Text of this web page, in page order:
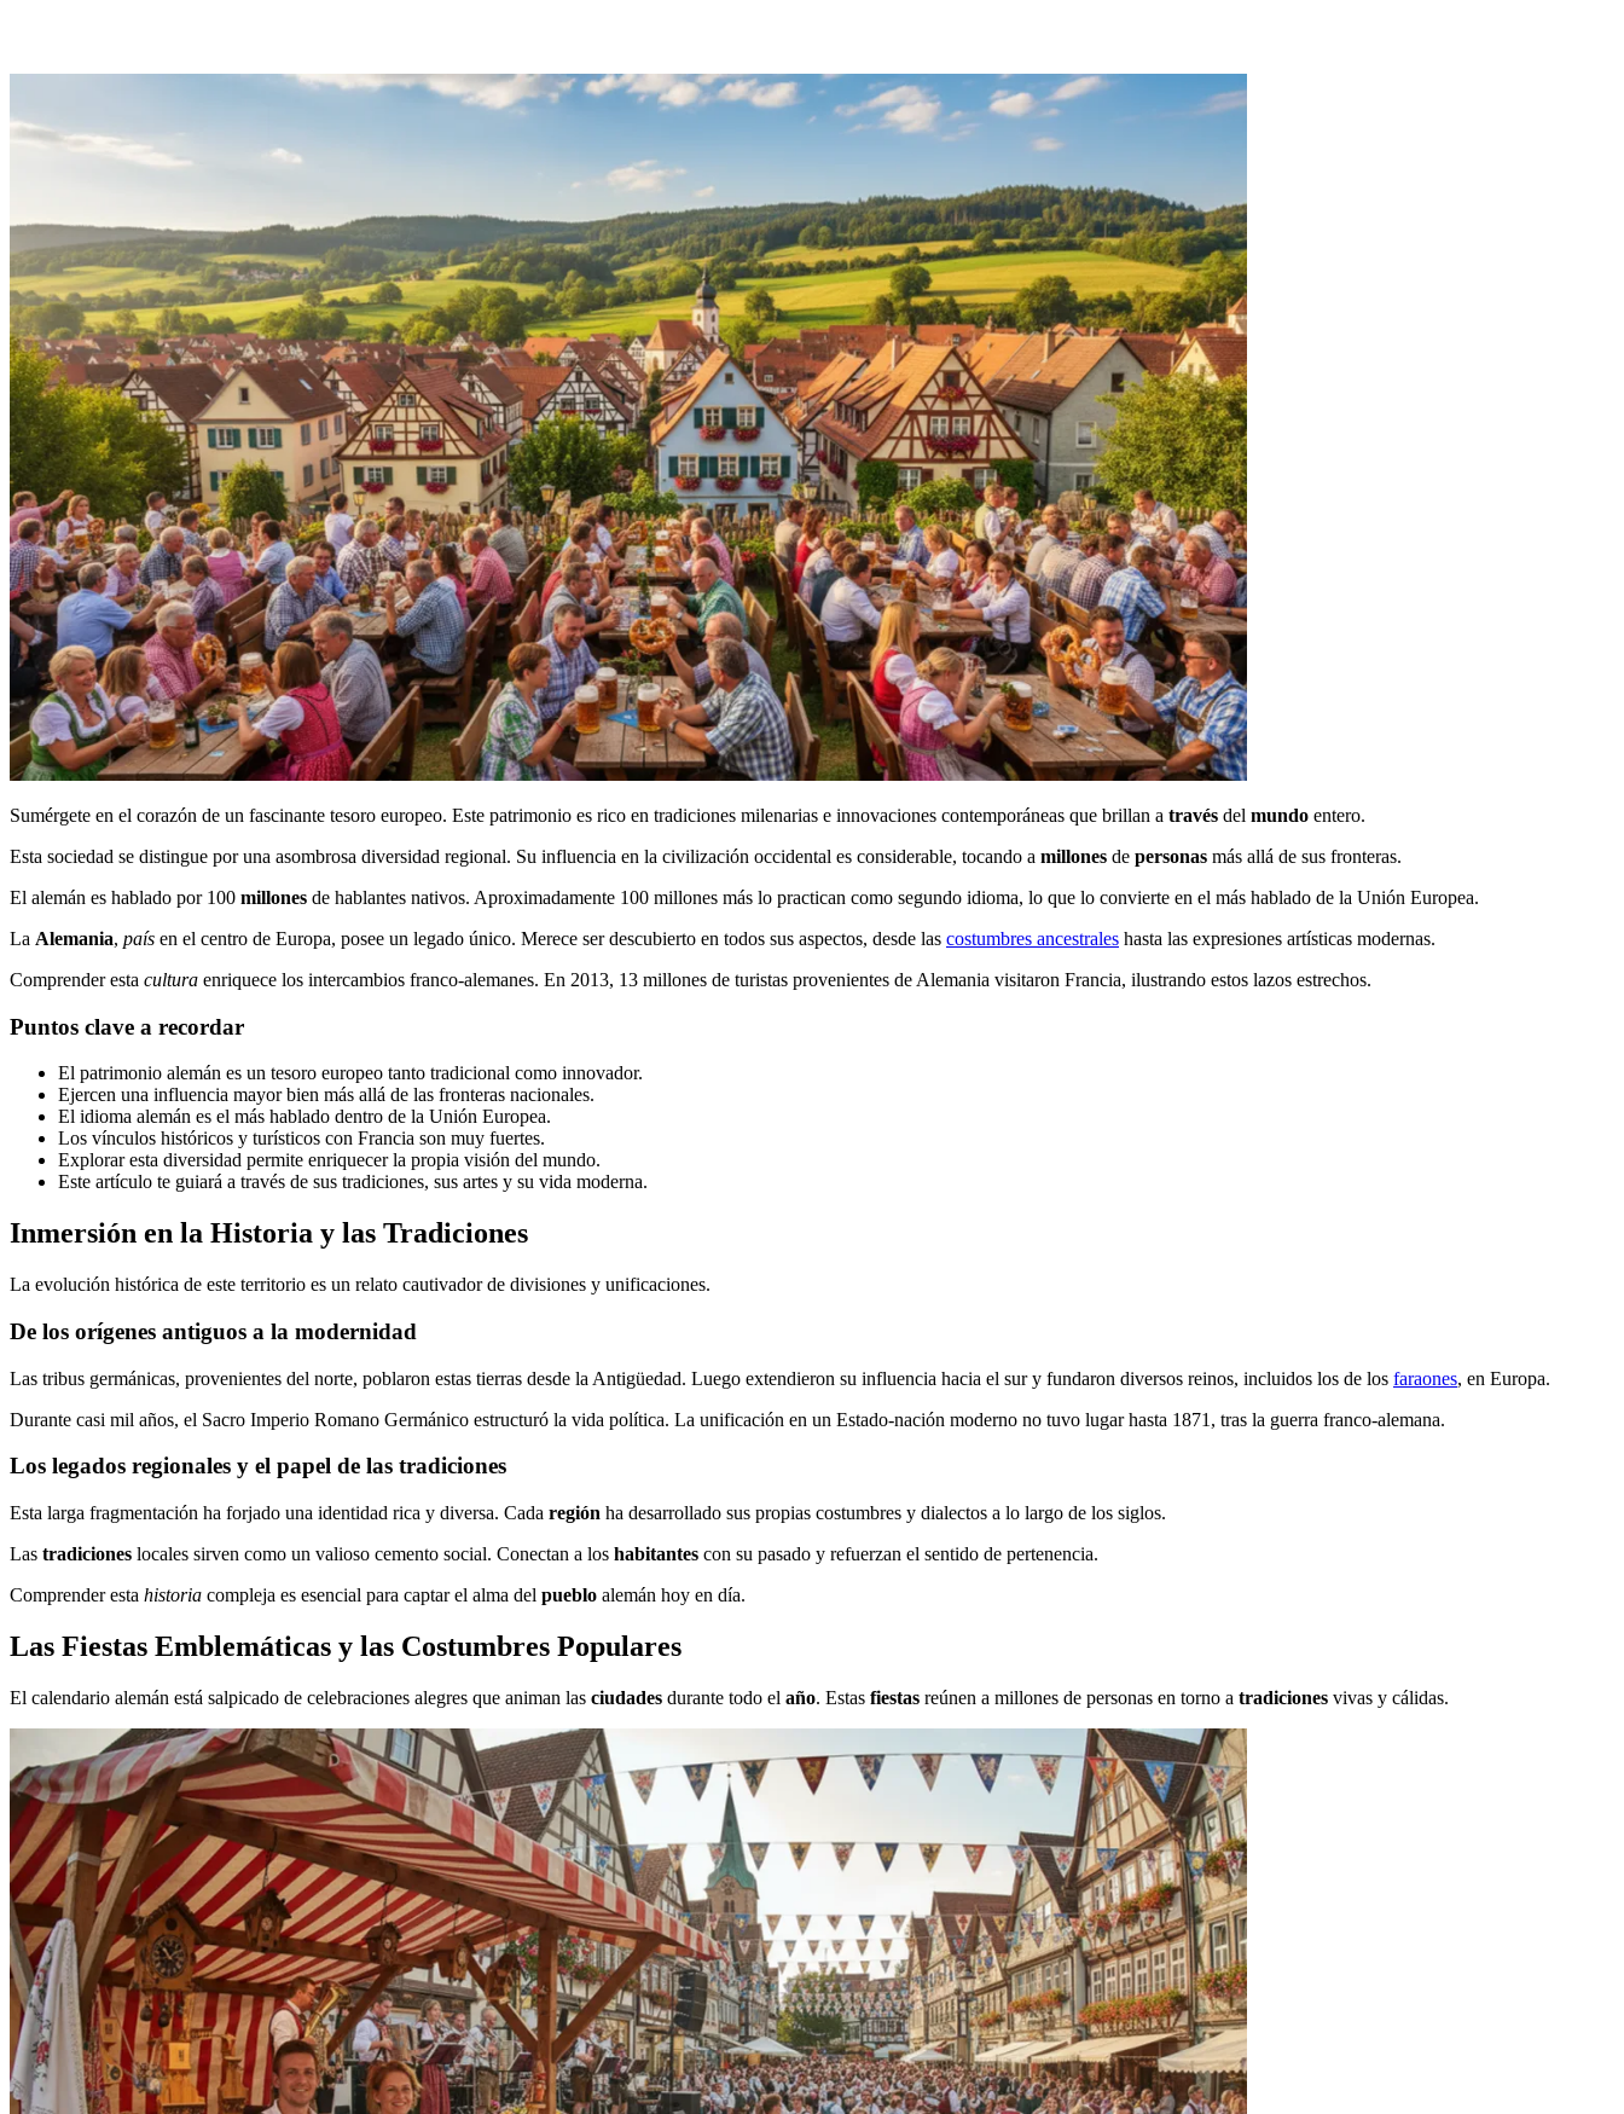
Sumérgete en el corazón de un fascinante tesoro europeo. Este patrimonio es rico en tradiciones milenarias e innovaciones contemporáneas que brillan a través del mundo entero.
Esta sociedad se distingue por una asombrosa diversidad regional. Su influencia en la civilización occidental es considerable, tocando a millones de personas más allá de sus fronteras.
El alemán es hablado por 100 millones de hablantes nativos. Aproximadamente 100 millones más lo practican como segundo idioma, lo que lo convierte en el más hablado de la Unión Europea.
La Alemania, país en el centro de Europa, posee un legado único. Merece ser descubierto en todos sus aspectos, desde las costumbres ancestrales hasta las expresiones artísticas modernas.
Comprender esta cultura enriquece los intercambios franco-alemanes. En 2013, 13 millones de turistas provenientes de Alemania visitaron Francia, ilustrando estos lazos estrechos.
Puntos clave a recordar
El patrimonio alemán es un tesoro europeo tanto tradicional como innovador.
Ejercen una influencia mayor bien más allá de las fronteras nacionales.
El idioma alemán es el más hablado dentro de la Unión Europea.
Los vínculos históricos y turísticos con Francia son muy fuertes.
Explorar esta diversidad permite enriquecer la propia visión del mundo.
Este artículo te guiará a través de sus tradiciones, sus artes y su vida moderna.
Inmersión en la Historia y las Tradiciones
La evolución histórica de este territorio es un relato cautivador de divisiones y unificaciones.
De los orígenes antiguos a la modernidad
Las tribus germánicas, provenientes del norte, poblaron estas tierras desde la Antigüedad. Luego extendieron su influencia hacia el sur y fundaron diversos reinos, incluidos los de los faraones, en Europa.
Durante casi mil años, el Sacro Imperio Romano Germánico estructuró la vida política. La unificación en un Estado-nación moderno no tuvo lugar hasta 1871, tras la guerra franco-alemana.
Los legados regionales y el papel de las tradiciones
Esta larga fragmentación ha forjado una identidad rica y diversa. Cada región ha desarrollado sus propias costumbres y dialectos a lo largo de los siglos.
Las tradiciones locales sirven como un valioso cemento social. Conectan a los habitantes con su pasado y refuerzan el sentido de pertenencia.
Comprender esta historia compleja es esencial para captar el alma del pueblo alemán hoy en día.
Las Fiestas Emblemáticas y las Costumbres Populares
El calendario alemán está salpicado de celebraciones alegres que animan las ciudades durante todo el año. Estas fiestas reúnen a millones de personas en torno a tradiciones vivas y cálidas.